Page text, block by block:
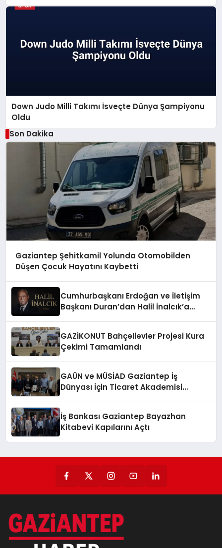
Down Judo Milli Takımı İsveçte Dünya Şampiyonu
Oldu
Son Dakika
Gaziantep Şehitkamil Yolunda Otomobilden
Düşen Çocuk Hayatını Kaybetti
Cumhurbaşkanı Erdoğan ve İletişim
Başkanı Duran’dan Halil İnalcık’a
GAZİKONUT Bahçelievler Projesi Kura
Çekimi Tamamlandı
GAÜN ve MÜSİAD Gaziantep İş
Dünyası İçin Ticaret Akademisi
İş Bankası Gaziantep Bayazhan
Kitabevi Kapılarını Açtı